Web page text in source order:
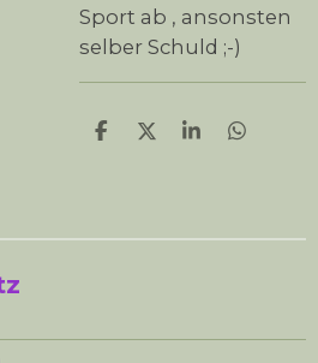
Sport ab , ansonsten
selber Schuld ;-)
T
n
T
n
T
n
T
n